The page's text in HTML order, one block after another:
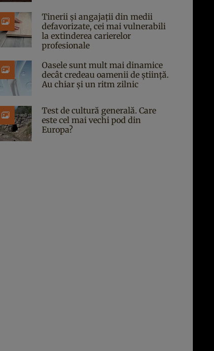
Tinerii și angajații din medii
defavorizate, cei mai vulnerabili
la extinderea carierelor
profesionale
Oasele sunt mult mai dinamice
decât credeau oamenii de știință.
Au chiar și un ritm zilnic
Test de cultură generală. Care
este cel mai vechi pod din
Europa?